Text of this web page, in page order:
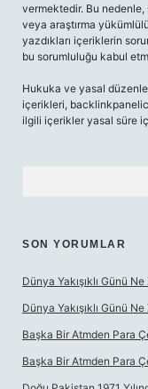
vermektedir. Bu
veya araştırma
yazdıkları içeriklerin
bu sorumluluğu kabul
Hukuka ve yasal
içerikleri,
ilgili içerikler yasal süre
SON YORUMLAR
Dünya Yakışıklı Günü
Dünya Yakışıklı Günü
Başka Bir Atmden Para
Başka Bir Atmden Para